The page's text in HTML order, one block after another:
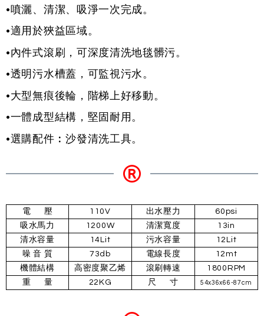
•噴灑、清潔、吸淨一次完成。
•適用於狹益區域。
•內件式滾刷，可深度清洗地毯髒污。
•透明污水槽蓋，可監視污水。
•大型無痕後輪，階梯上好移動。
•一體成型結構，堅固耐用。
•選購配件︰沙發清洗工具。
電 壓 110V 出水壓力
60psi
吸水馬力
1200W 清潔寬度
13in
清水容量
14Lit 污水容量
12Lit
噪 音 質
73db 電線長度
12mt
機體結構
高密度聚乙烯 滾刷轉速
1800RPM
重 量
22KG 尺 寸 54x36x66-87cm